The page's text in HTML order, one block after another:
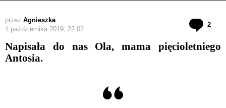
przez Agnieszka
1 października 2019, 22:02
2
Napisała do nas Ola, mama pięcioletniego
Antosia.